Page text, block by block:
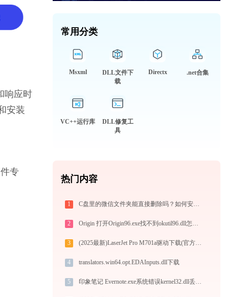
响应时
安装
专
常用分类
Msxml
DLL文件下
载
Directx .net合集
VC++运行库
DLL修复工
具
热门内容
1 C盘里的微信文件夹能直接删除吗？如何安全处理？
2 Origin 打开Origin96.exe找不到okutil96.dll怎么办
3 (2025最新)LaserJet Pro M701a驱动下载(官方)-支持Win10/Win11
4 translators.win64.opt.EDAInputs.dll下载
5 印象笔记 Evernote.exe系统错误kernel32.dll丢失如何解决